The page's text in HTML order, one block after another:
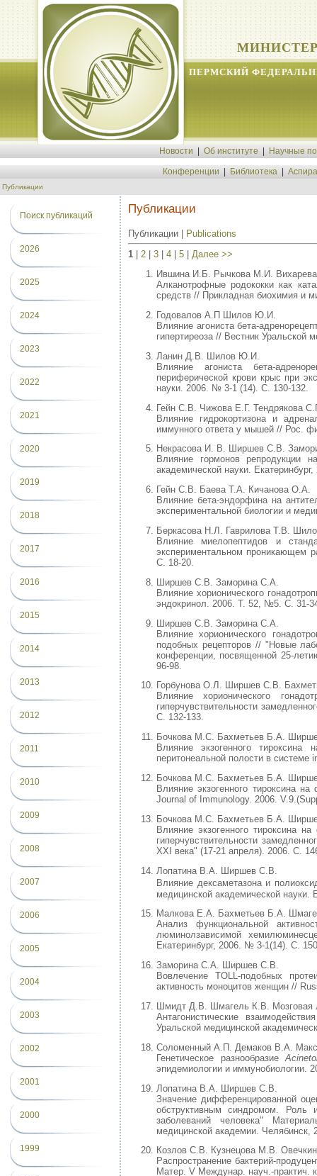
ПЕРМСКИЙ
Новости Об институте Научные
Конференции Библиотека
Публикации
Поиск публикаций
2026
2025
2024
2023
2022
2021
2020
2019
2018
2017
2016
2015
2014
2013
2012
2011
2010
2009
2008
2007
2006
2005
2004
2003
2002
2001
2000
1999
Публикации
Публикации | Publications
1
2 3 4 5
Далее >>
Ившина И.Б. Рычкова М.И.
Алканотрофные родококки как
средств // Прикладная биохимия и
Годовалов А.П Шилов Ю.И.
Влияние агониста бета-
гипертиреоза // Вестник
Ланин Д.В. Шилов Ю.И.
Влияние агониста бета-
периферической крови крыс при
науки. 2006. № 3-1 (14). С. 130-132.
Гейн С.В. Чижова Е.Г. Тендрякова
Влияние гидрокортизона и
иммунного ответа у мышей // Рос.
Некрасова И. В. Ширшев С.В.
Влияние гормонов репродукции
академической науки.
Гейн С.В. Баева Т.А. Кичанова О.А.
Влияние бета-эндорфина на
экспериментальной биологии и
Беркасова Н.Л. Гаврилова Т.В.
Влияние миелопептидов и
экспериментальном проникающем
С. 18-20.
Ширшев С.В. Заморина С.А.
Влияние хорионического
эндокринол. 2006. Т. 52, №5. С. 31-
Ширшев С.В. Заморина С.А.
Влияние хорионического
подобных рецепторов // "Новые
конференции, посвященной 25-
96-98.
Горбунова О.Л. Ширшев С.В.
Влияние хорионического
гиперчувствительности
С. 132-133.
Бочкова М.С. Бахметьев Б.А.
Влияние экзогенного
перитонеальной полости в
Бочкова М.С. Бахметьев Б.А.
Влияние экзогенного тироксина
Journal of Immunology. 2006.
Бочкова М.С. Бахметьев Б.А.
Влияние экзогенного тироксина
гиперчувствительности
XXI века" (17-21 апреля). 2006. С.
Лопатина В.А. Ширшев С.В.
Влияние дексаметазона и
медицинской академической
Малкова Е.А. Бахметьев Б.А.
Анализ функциональной
люминолзависимой
Екатеринбург, 2006. № 3-1(14). С.
Заморина С.А. Ширшев С.В.
Вовлечение TOLL-подобных
активность моноцитов женщин //
Шмидт Д.В. Шмагель К.В.
Антагонистические
Уральской медицинской
Соломенный А.П. Демаков В.А.
Генетическое разнообразие
эпидемиологии и иммунобиологии.
Лопатина В.А. Ширшев С.В.
Значение дифференцированной
обструктивным синдромом. Роль
заболеваний человека"
медицинской академии. Челябинск,
Козлов С.В. Кузнецова М.В.
Распространение бактерий-
Матер. V Междунар. науч.-практич.